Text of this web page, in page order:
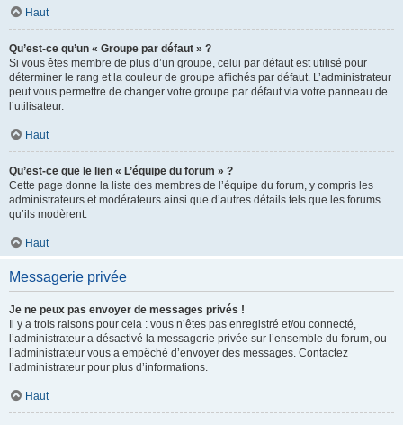
Haut
Qu’est-ce qu’un « Groupe par défaut » ?
Si vous êtes membre de plus d’un groupe, celui par défaut est utilisé pour
déterminer le rang et la couleur de groupe affichés par défaut. L’administrateur
peut vous permettre de changer votre groupe par défaut via votre panneau de
l’utilisateur.
Haut
Qu’est-ce que le lien « L’équipe du forum » ?
Cette page donne la liste des membres de l’équipe du forum, y compris les
administrateurs et modérateurs ainsi que d’autres détails tels que les forums
qu’ils modèrent.
Haut
Messagerie privée
Je ne peux pas envoyer de messages privés !
Il y a trois raisons pour cela : vous n’êtes pas enregistré et/ou connecté,
l’administrateur a désactivé la messagerie privée sur l’ensemble du forum, ou
l’administrateur vous a empêché d’envoyer des messages. Contactez
l’administrateur pour plus d’informations.
Haut